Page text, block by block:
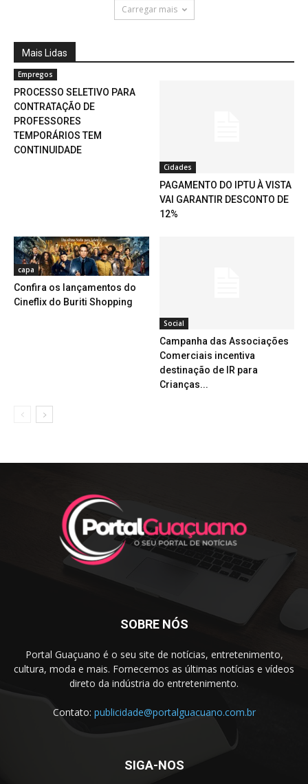
Carregar mais
Mais Lidas
Empregos
PROCESSO SELETIVO PARA
CONTRATAÇÃO DE
PROFESSORES
TEMPORÁRIOS TEM
CONTINUIDADE
Cidades
PAGAMENTO DO IPTU À VISTA
VAI GARANTIR DESCONTO DE
12%
capa
Confira os lançamentos do
Cineflix do Buriti Shopping
Social
Campanha das Associações
Comerciais incentiva
destinação de IR para
Crianças...
SOBRE NÓS
Portal Guaçuano é o seu site de notícias, entretenimento,
cultura, moda e mais. Fornecemos as últimas notícias e vídeos
direto da indústria do entretenimento.
Contato: publicidade@portalguacuano.com.br
SIGA-NOS